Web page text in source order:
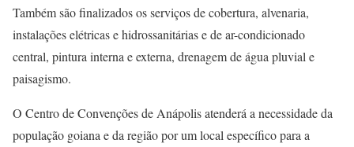
Também são finalizados os serviços de cobertura, alvenaria,
instalações elétricas e hidrossanitárias e de ar-condicionado
central, pintura interna e externa, drenagem de água pluvial e
paisagismo.
O Centro de Convenções de Anápolis atenderá a necessidade da
população goiana e da região por um local específico para a